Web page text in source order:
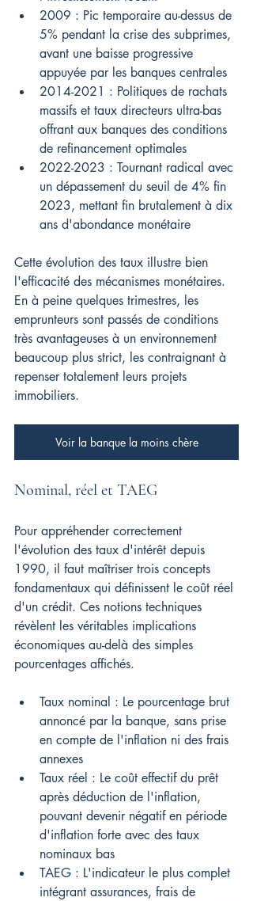
2009 : Pic temporaire au-dessus de
5% pendant la crise des subprimes,
avant une baisse progressive
appuyée par les banques centrales
2014-2021 : Politiques de rachats
massifs et taux directeurs ultra-bas
offrant aux banques des conditions
de refinancement optimales
2022-2023 : Tournant radical avec
un dépassement du seuil de 4% fin
2023, mettant fin brutalement à dix
ans d'abondance monétaire
Cette évolution des taux illustre bien
l'efficacité des mécanismes monétaires.
En à peine quelques trimestres, les
emprunteurs sont passés de conditions
très avantageuses à un environnement
beaucoup plus strict, les contraignant à
repenser totalement leurs projets
immobiliers.
Voir la banque la moins chère
Nominal, réel et TAEG
Pour appréhender correctement
l'évolution des taux d'intérêt depuis
1990, il faut maîtriser trois concepts
fondamentaux qui définissent le coût réel
d'un crédit. Ces notions techniques
révèlent les véritables implications
économiques au-delà des simples
pourcentages affichés.
Taux nominal : Le pourcentage brut
annoncé par la banque, sans prise
en compte de l'inflation ni des frais
annexes
Taux réel : Le coût effectif du prêt
après déduction de l'inflation,
pouvant devenir négatif en période
d'inflation forte avec des taux
nominaux bas
TAEG : L'indicateur le plus complet
intégrant assurances, frais de